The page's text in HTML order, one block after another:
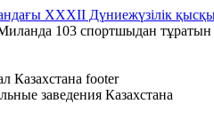
XXXII Дүниежүзілік
103 спортшыдан
заведения Казахстана